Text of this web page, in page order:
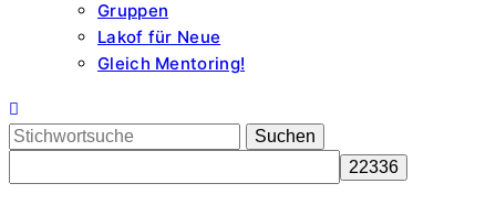
Gruppen
Lakof für Neue
Gleich Mentoring!
Search